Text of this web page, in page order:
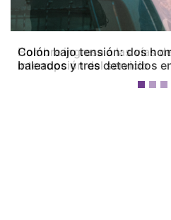
Colón bajo tensión: dos
baleados y tres detenidos